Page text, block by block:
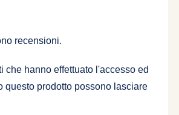
recensioni.
che hanno effettuato l'accesso ed
questo prodotto possono lasciare